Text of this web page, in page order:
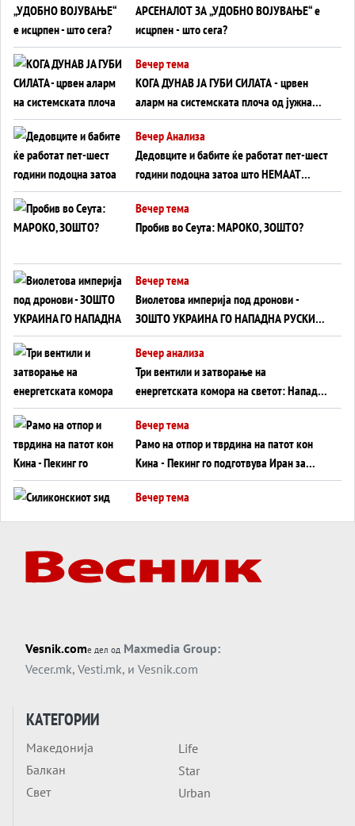
АРСЕНАЛОТ ЗА „УДОБНО ВОЈУВАЊЕ“ е
исцрпен - што сега?
Вечер тема
КОГА ДУНАВ ЈА ГУБИ СИЛАТА - црвен
аларм на системската плоча од јужна
Германија до Црното Море...
Вечер Анализа
Дедовците и бабите ќе работат пет-шест
години подоцна затоа што НЕМААТ
ВНУЦИ ДА ГИ ЗАМЕНАТ
Вечер тема
Пробив во Сеута: МАРОКО, ЗОШТО?
Вечер тема
Виолетова империја под дронови -
ЗОШТО УКРАИНА ГО НАПАДНА РУСКИОТ
WILDBERRIES
Вечер анализа
Три вентили и затворање на
енергетската комора на светот: Нападот
во Суец најавува глобален енергетски
инфаркт?
Вечер тема
Рамо на отпор и тврдина на патот кон
Кина - Пекинг го подготвува Иран за
американска копнена инвазија
Вечер тема
Вечер тема
Трамп тврди дека повторно „разговара“
Вечер тема
ДЛАБОКО УДОЛУ: Сметководствените
трикови што го соборија ЕНРОН ги
Вечер тема
Vesnik.comе дел од Maxmedia Group:
Vecer.mk, Vesti.mk, и Vesnik.com
КАТЕГОРИИ
Македонија
Балкан
Свет
Life
Star
Urban